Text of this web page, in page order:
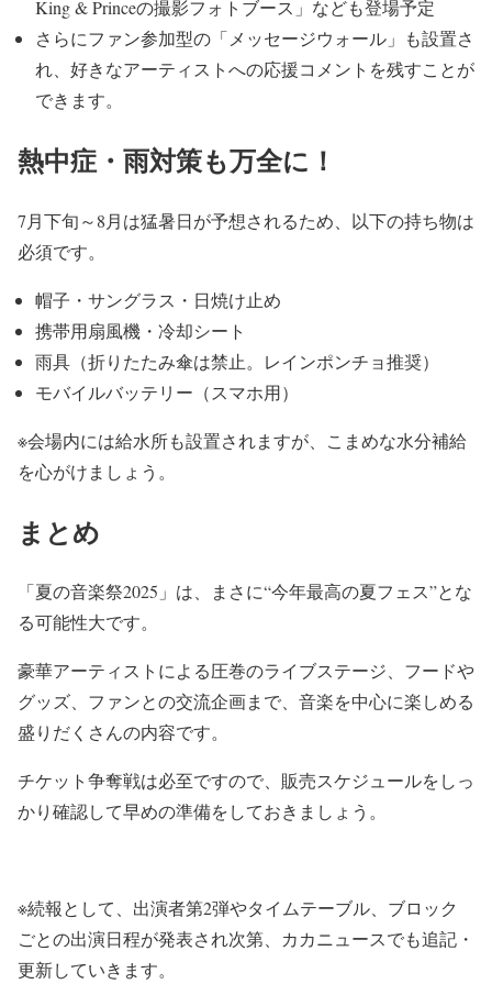
King & Princeの撮影フォトブース」なども登場予定
さらにファン参加型の「メッセージウォール」も設置さ
れ、 好きなアーティストへの応援コメントを残すことが
できます。
熱中症・雨対策も万全に！
7月下旬～8月は猛暑日が予想されるため、 以下の持ち物は
必須です。
帽子・サングラス・日焼け止め
携帯用扇風機・冷却シート
雨具（折りたたみ傘は禁止。レインポンチョ推奨）
モバイルバッテリー（スマホ用）
※会場内には給水所も設置されますが、 こまめな水分補給
を心がけましょう。
まとめ
「夏の音楽祭2025」は、まさに“今年最高の夏フェス”とな
る可能性大です。
豪華アーティストによる圧巻のライブステージ、フードや
グッズ、 ファンとの交流企画まで、 音楽を中心に楽しめる
盛りだくさんの内容です。
チケット争奪戦は必至ですので、 販売スケジュールをしっ
かり確認して早めの準備をしておきましょ う。
※続報として、出演者第2弾やタイムテーブル、 ブロック
ごとの出演日程が発表され次第、カカニュースでも追記・
更新していきます。